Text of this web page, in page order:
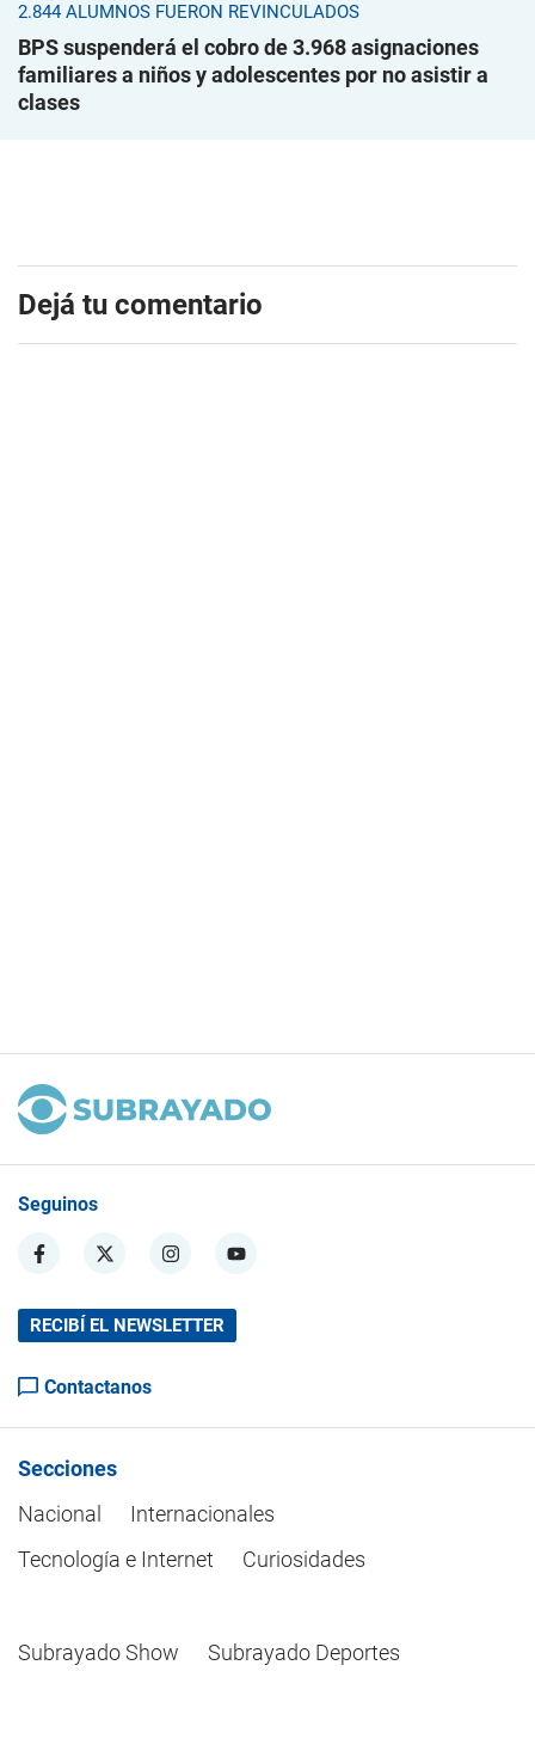
2.844 ALUMNOS FUERON REVINCULADOS
BPS suspenderá el cobro de 3.968 asignaciones
familiares a niños y adolescentes por no asistir a
clases
Dejá tu comentario
Seguinos
RECIBÍ EL NEWSLETTER
Contactanos
Secciones
Nacional
Internacionales
Tecnología e Internet
Curiosidades
Subrayado Show Subrayado Deportes